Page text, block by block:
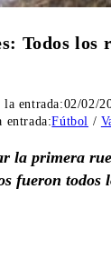
Todos los
entrada:02/02/
entrada:Fútbol /
la primera
fueron todos